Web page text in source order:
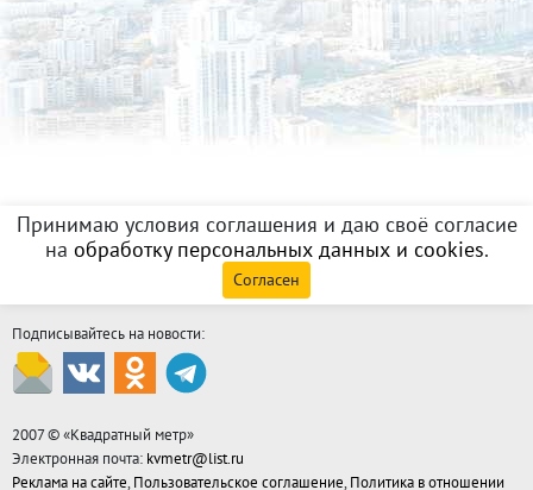
Принимаю условия соглашения и даю своё согласие
на обработку персональных данных и cookies.
Согласен
Подписывайтесь на новости:
2007 © «Квадратный метр»
Электронная почта: kvmetr@list.ru
Реклама на сайте, Пользовательское соглашение, Политика в отношении